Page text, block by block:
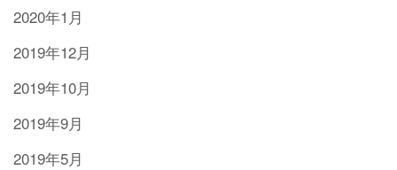
2020年1月
2019年12月
2019年10月
2019年9月
2019年5月